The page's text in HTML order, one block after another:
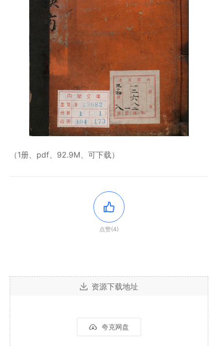
（1册、pdf、92.9M、可下载）
点赞(4)
资源下载地址
夸克网盘